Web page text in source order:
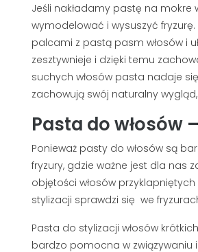
Jeśli nakładamy pastę na mokre
wymodelować i wysuszyć
palcami z pastą pasm włosów i
zesztywnieje i dzięki temu
suchych włosów pasta nadaje
zachowują swój naturalny
Pasta do włosów
Ponieważ pasty do włosów są
fryzury, gdzie ważne jest dla nas
objętości włosów
stylizacji sprawdzi się we
Pasta do stylizacji włosów
bardzo pomocna w związywaniu